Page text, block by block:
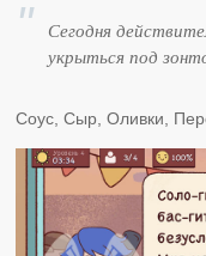
Сегодня
укрыться под
Соус, Сыр, Оливки,